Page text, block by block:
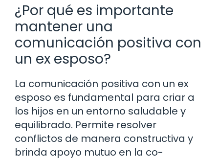
¿Por qué es importante
mantener una
comunicación positiva con
un ex esposo?
La comunicación positiva con un ex
esposo es fundamental para criar a
los hijos en un entorno saludable y
equilibrado. Permite resolver
conflictos de manera constructiva y
brinda apoyo mutuo en la co-